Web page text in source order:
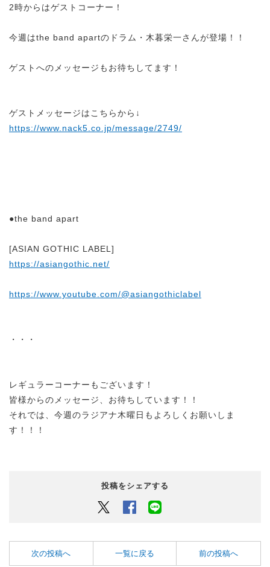
2時からはゲストコーナー！
今週はthe band apartのドラム・木暮栄一さんが登場！！
ゲストへのメッセージもお待ちしてます！
ゲストメッセージはこちらから↓
https://www.nack5.co.jp/message/2749/
●the band apart
[ASIAN GOTHIC LABEL ]
https://asiangothic.net/
https://www.youtube.com/@asiangothiclabel
・・・
レギュラーコーナーもございます！
皆様からのメッセージ、お待ちしています！！
それでは、今週のラジアナ木曜日もよろしくお願いしま
す！！！
投稿をシェアする
Twitter Facebook
次の投稿へ 一覧に戻る 前の投稿へ